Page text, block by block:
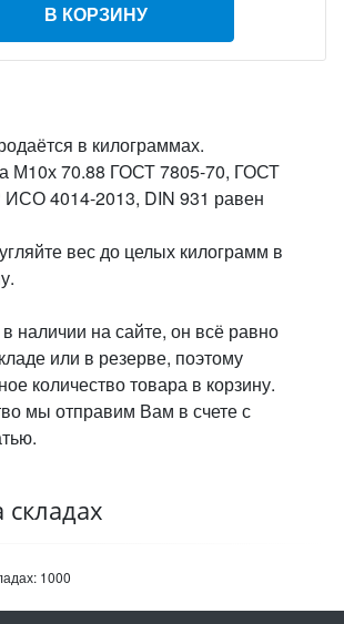
В КОРЗИНУ
в килограммах.
М10х 70.88 ГОСТ 7805-70, ГОСТ
4014-2013, DIN 931 равен
вес до целых килограмм в
наличии на сайте, он всё равно
или в резерве, поэтому
количество товара в корзину.
мы отправим Вам в счете с
1000